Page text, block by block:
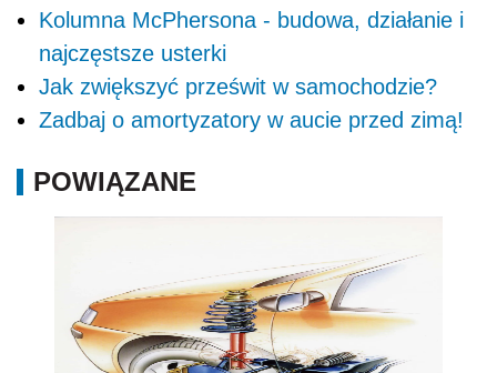
Kolumna McPhersona - budowa, działanie i
najczęstsze usterki
Jak zwiększyć prześwit w samochodzie?
Zadbaj o amortyzatory w aucie przed zimą!
POWIĄZANE